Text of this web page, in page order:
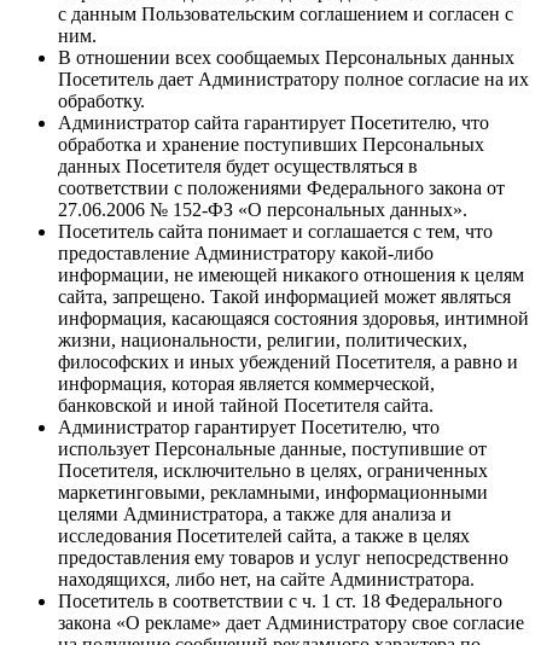
с данным Пользовательским соглашением и согласен с
ним.
В отношении всех сообщаемых Персональных данных
Посетитель дает Администратору полное согласие на их
обработку.
Администратор сайта гарантирует Посетителю, что
обработка и хранение поступивших Персональных
данных Посетителя будет осуществляться в
соответствии с положениями Федерального закона от
27.06.2006 № 152-ФЗ «О персональных данных».
Посетитель сайта понимает и соглашается с тем, что
предоставление Администратору какой-либо
информации, не имеющей никакого отношения к целям
сайта, запрещено. Такой информацией может являться
информация, касающаяся состояния здоровья, интимной
жизни, национальности, религии, политических,
философских и иных убеждений Посетителя, а равно и
информация, которая является коммерческой,
банковской и иной тайной Посетителя сайта.
Администратор гарантирует Посетителю, что
использует Персональные данные, поступившие от
Посетителя, исключительно в целях, ограниченных
маркетинговыми, рекламными, информационными
целями Администратора, а также для анализа и
исследования Посетителей сайта, а также в целях
предоставления ему товаров и услуг непосредственно
находящихся, либо нет, на сайте Администратора.
Посетитель в соответствии с ч. 1 ст. 18 Федерального
закона «О рекламе» дает Администратору свое согласие